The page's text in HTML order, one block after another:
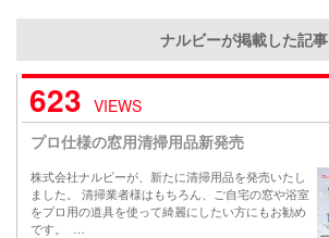
ナルビーが掲載した記事
623 VIEWS
プロ仕様の窓用清掃用品新発売
株式会社ナルビーが、新たに清掃用品を発売いたし
ました。 清掃業者様はもちろん、ご自宅の窓や浴室
をプロ用の道具を使って綺麗にしたい方にもお勧め
です。 …